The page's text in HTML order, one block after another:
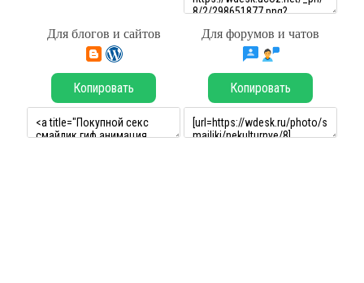
Для блогов и сайтов Для форумов и чатов
Копировать Копировать